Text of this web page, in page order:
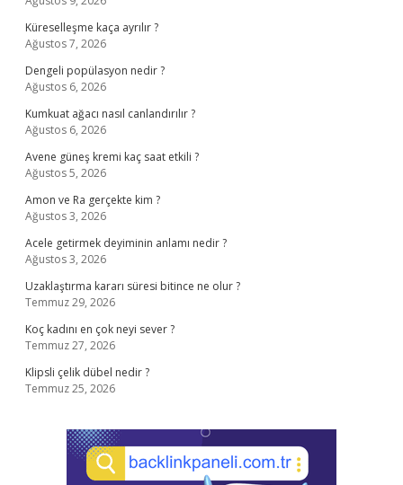
Küreselleşme kaça ayrılır ?
Ağustos 7, 2026
Dengeli popülasyon nedir ?
Ağustos 6, 2026
Kumkuat ağacı nasıl canlandırılır ?
Ağustos 6, 2026
Avene güneş kremi kaç saat etkili ?
Ağustos 5, 2026
Amon ve Ra gerçekte kim ?
Ağustos 3, 2026
Acele getirmek deyiminin anlamı nedir ?
Ağustos 3, 2026
Uzaklaştırma kararı süresi bitince ne olur ?
Temmuz 29, 2026
Koç kadını en çok neyi sever ?
Temmuz 27, 2026
Klipsli çelik dübel nedir ?
Temmuz 25, 2026